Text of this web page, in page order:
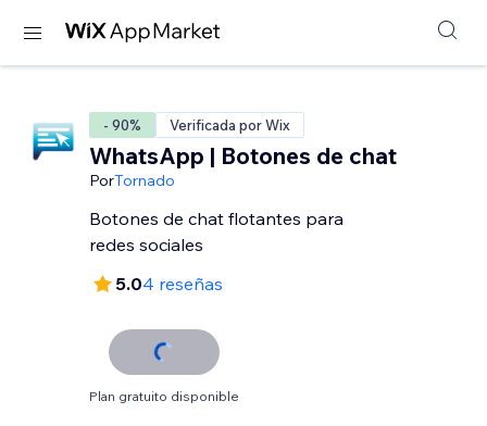
- 90% Verificada por Wix
WhatsApp | Botones de chat
PorTornado
Botones de chat flotantes para
redes sociales
5.04 reseñas
Plan gratuito disponible